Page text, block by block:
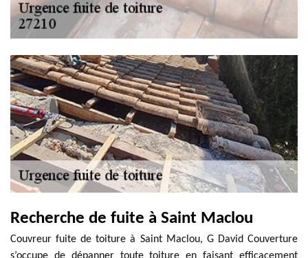
Recherche de fuite à Saint Maclou
Couvreur fuite de toiture à Saint Maclou, G David Couverture